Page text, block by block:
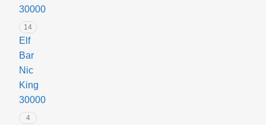
30000
14
Elf
Bar
Nic
King
30000
4
B
G